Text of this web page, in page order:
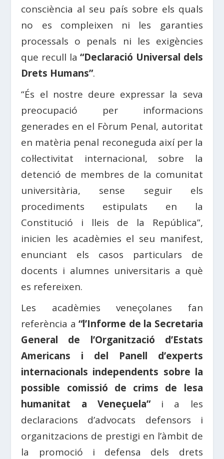
consciència al seu país sobre els quals
no es compleixen ni les garanties
processals o penals ni les exigències
que recull la“Declaració Universal dels
Drets Humans”.
“És el nostre deure expressar la seva
preocupació per informacions
generades en el Fòrum Penal, autoritat
en matèria penal reconeguda així per la
col·lectivitat internacional, sobre la
detenció de membres de la comunitat
universitària, sense seguir els
procediments estipulats en la
Constitució i lleis de la República”,
inicien les acadèmies el seu manifest,
enunciant els casos particulars de
docents i alumnes universitaris a què
es refereixen.
Les acadèmies veneçolanes fan
referència a“l’Informe de la Secretaria
General de l’Organització d’Estats
Americans i del Panell d’experts
internacionals independents sobre la
possible comissió de crims de lesa
humanitat a Veneçuela”i a les
declaracions d’advocats defensors i
organitzacions de prestigi en l’àmbit de
la promoció i defensa dels drets